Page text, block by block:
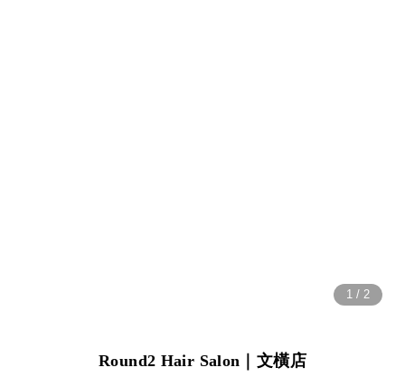
Round2 Hair Salon ｜文橫店